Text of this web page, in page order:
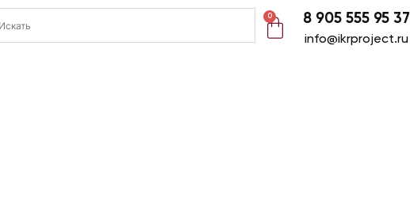
0 8 905 555 95 37
info@ikrproject.ru